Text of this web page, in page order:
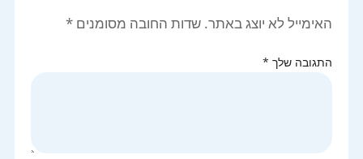
האימייל לא יוצג באתר. שדות החובה מסומנים *
התגובה שלך *